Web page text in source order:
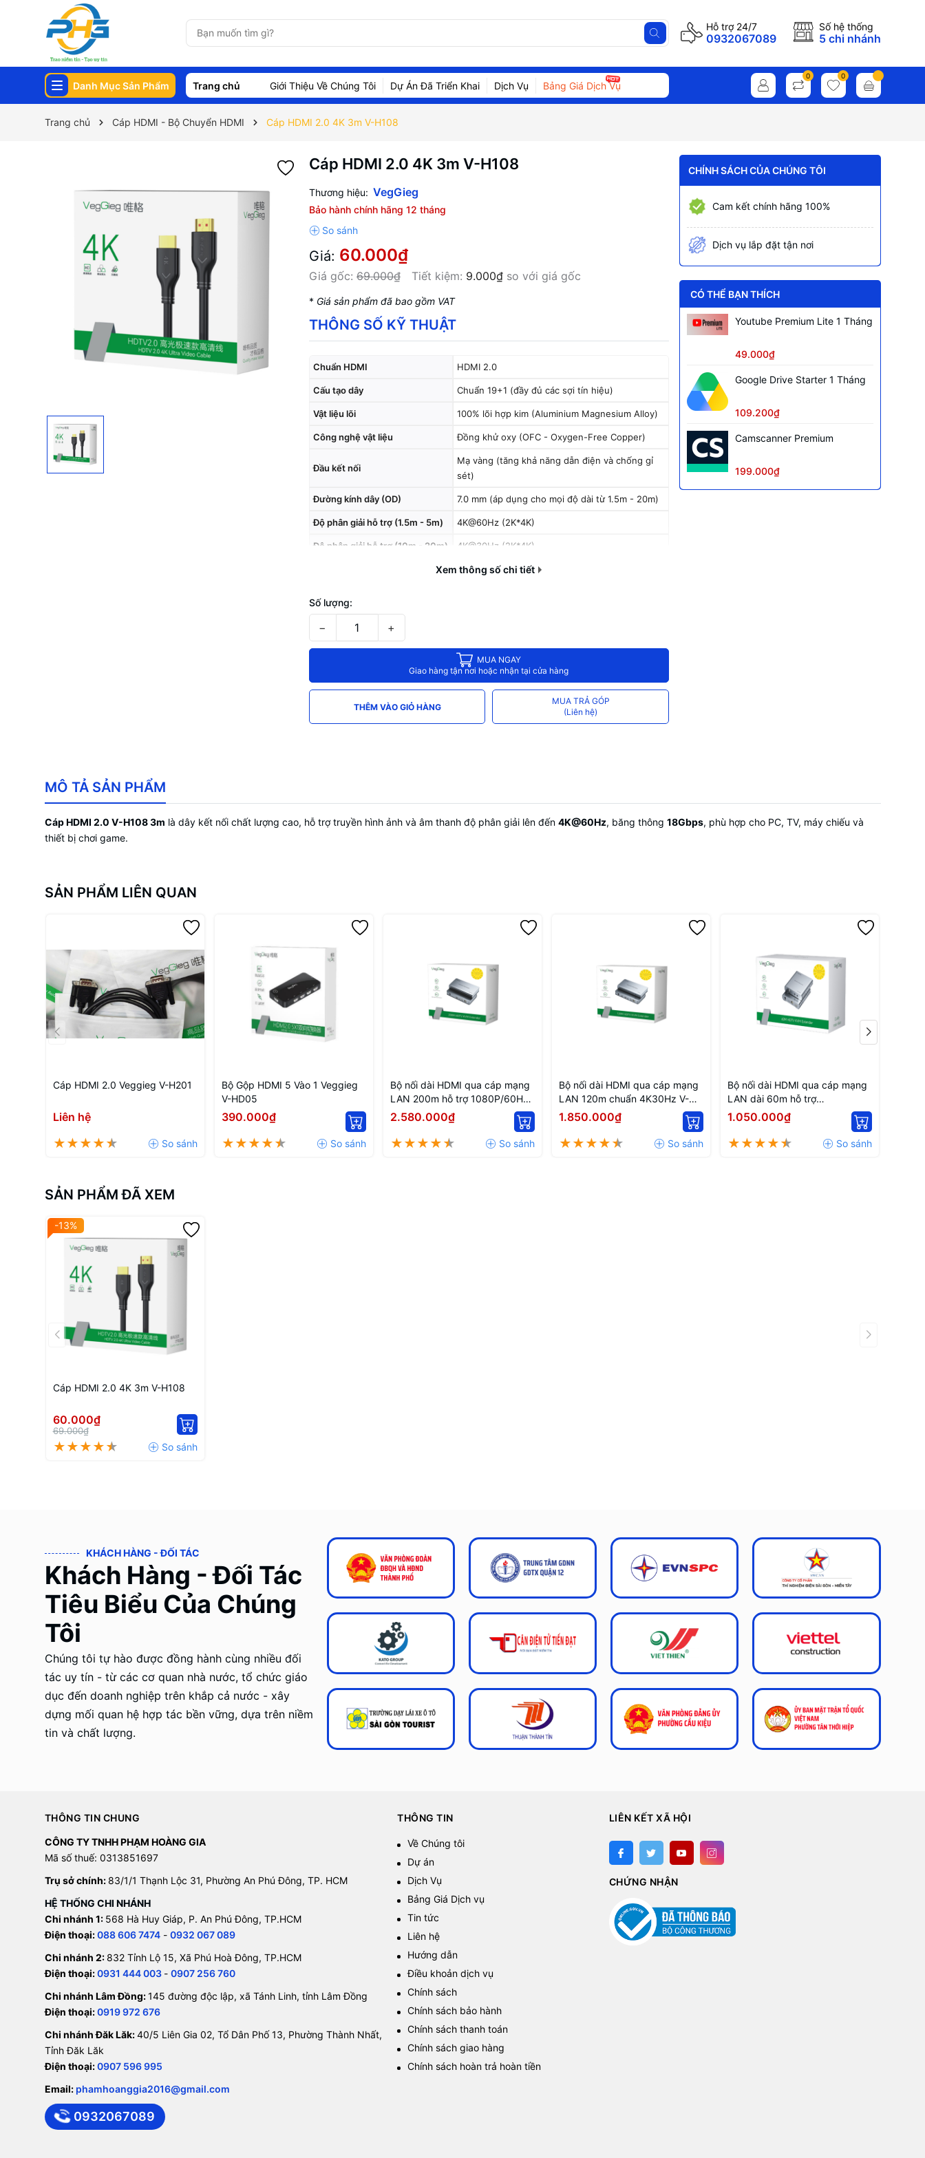
Hỗ trợ 24/7
0932067089
Số hệ thống
5 chi nhánh
Danh Mục Sản Phẩm Trang chủ Giới Thiệu Về Chúng Tôi Dự Án Đã Triển Khai Dịch Vụ Bảng Giá Dịch Vụ
0 0
Trang chủ Cáp HDMI - Bộ Chuyển HDMI Cáp HDMI 2.0 4K 3m V-H108
Cáp HDMI 2.0 4K 3m V-H108
Thương hiệu: VegGieg
Bảo hành chính hãng 12 tháng
Giá: 60.000₫
Giá gốc: 69.000₫ Tiết kiệm: 9.000₫so với giá gốc
* Giá sản phẩm đã bao gồm VAT
THÔNG SỐ KỸ THUẬT
Chuẩn HDMI HDMI 2.0
Cấu tạo dây Chuẩn 19+1 (đầy đủ các sợi tín hiệu)
Vật liệu lõi 100% lõi hợp kim (Aluminium Magnesium Alloy)
Công nghệ vật liệu Đồng khử oxy (OFC - Oxygen-Free Copper)
Đầu kết nối
Mạ vàng (tăng khả năng dẫn điện và chống gỉ
sét)
Đường kính dây (OD) 7.0 mm (áp dụng cho mọi độ dài từ 1.5m - 20m)
Độ phân giải hỗ trợ (1.5m - 5m) 4K@60Hz (2K*4K)
Độ phân giải hỗ trợ (10m - 20m) 4K@30Hz (2K*4K)
Quy cách đóng gói (1.5m - 5m) Đóng túi
Xem thông số chi tiết
Số lượng:
− +
MUA NGAY
Giao hàng tận nơi hoặc nhận tại cửa hàng
THÊM VÀO GIỎ HÀNG
MUA TRẢ GÓP
(Liên hệ)
CHÍNH SÁCH CỦA CHÚNG TÔI
Cam kết chính hãng 100%
Dịch vụ lắp đặt tận nơi
CÓ THỂ BẠN THÍCH
Youtube Premium Lite 1 Tháng
49.000₫
Google Drive Starter 1 Tháng
109.200₫
Camscanner Premium
199.000₫
MÔ TẢ SẢN PHẨM
Cáp HDMI 2.0 V-H108 3m là dây kết nối chất lượng cao, hỗ trợ truyền hình ảnh và âm thanh độ phân giải lên đến 4K@60Hz, băng thông 18Gbps, phù hợp cho PC, TV, máy chiếu và
thiết bị chơi game.
SẢN PHẨM LIÊN QUAN
Cáp HDMI 2.0 Veggieg V-H201
Liên hệ
Bộ Gộp HDMI 5 Vào 1 Veggieg
V-HD05
390.000₫
Bộ nối dài HDMI qua cáp mạng
LAN 200m hỗ trợ 1080P/60Hz
có 2 cổng USB Veggieg V-
2.580.000₫
Bộ nối dài HDMI qua cáp mạng
LAN 120m chuẩn 4K30Hz V-
HD011 Veggieg
1.850.000₫
Bộ nối dài HDMI qua cáp mạng
LAN dài 60m hỗ trợ
1080P/60Hz Veggieg V-HD010
1.050.000₫
SẢN PHẨM ĐÃ XEM
-13%
Cáp HDMI 2.0 4K 3m V-H108
60.000₫
69.000₫
KHÁCH HÀNG - ĐỐI TÁC
Khách Hàng - Đối Tác
Tiêu Biểu Của Chúng
Tôi
Chúng tôi tự hào được đồng hành cùng nhiều đối
tác uy tín - từ các cơ quan nhà nước, tổ chức giáo
dục đến doanh nghiệp trên khắp cả nước - xây
dựng mối quan hệ hợp tác bền vững, dựa trên niềm
tin và chất lượng.
THÔNG TIN CHUNG
CÔNG TY TNHH PHẠM HOÀNG GIA
Mã số thuế: 0313851697
Trụ sở chính: 83/1/1 Thạnh Lộc 31, Phường An Phú Đông, TP. HCM
HỆ THỐNG CHI NHÁNH
Chi nhánh 1: 568 Hà Huy Giáp, P. An Phú Đông, TP.HCM
Điện thoại:088 606 7474- 0932 067 089
Chi nhánh 2: 832 Tỉnh Lộ 15, Xã Phú Hoà Đông, TP.HCM
Điện thoại:0931 444 003 - 0907 256 760
Chi nhánh Lâm Đồng:145 đường độc lập, xã Tánh Linh, tỉnh Lâm Đồng
Điện thoại:0919 972 676
Chi nhánh Đăk Lăk:40/5 Liên Gia 02, Tổ Dân Phố 13, Phường Thành Nhất,
Tỉnh Đăk Lăk
Điện thoại:0907 596 995
Email: phamhoanggia2016@gmail.com
0932067089
THÔNG TIN
Về Chúng tôi
Dự án
Dịch Vụ
Bảng Giá Dịch vụ
Tin tức
Liên hệ
Hướng dẫn
Điều khoản dịch vụ
Chính sách
Chính sách bảo hành
Chính sách thanh toán
Chính sách giao hàng
Chính sách hoàn trả hoàn tiền
LIÊN KẾT XÃ HỘI
CHỨNG NHẬN